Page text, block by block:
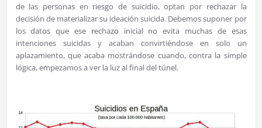
de las personas en riesgo de suicidio, optan por rechazar la
decisión de materializar su ideación suicida. Debemos suponer por
los datos que ese rechazo inicial no evita muchas de esas
intenciones suicidas y acaban convirtiéndose en solo un
aplazamiento, que acaba mostrándose cuando, contra la simple
lógica, empezamos a ver la luz al final del túnel.